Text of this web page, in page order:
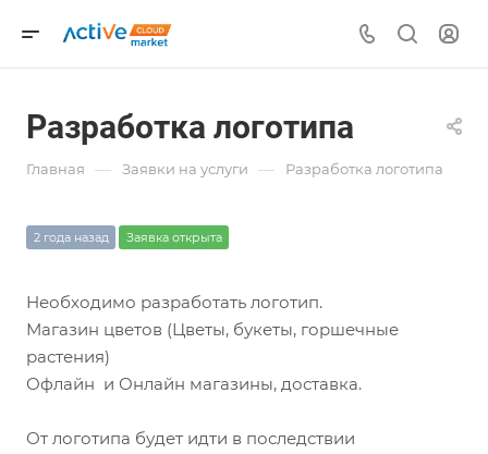
Разработка логотипа
Главная — Заявки на услуги — Разработка логотипа
2 года назад Заявка открыта
Необходимо разработать логотип.
Магазин цветов (Цветы, букеты, горшечные
растения)
Офлайн и Онлайн магазины, доставка.
От логотипа будет идти в последствии